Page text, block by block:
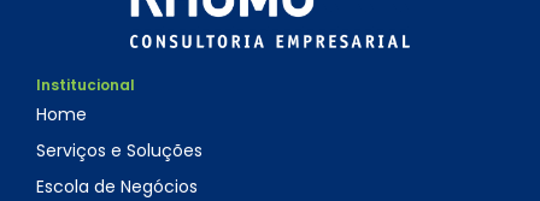
Institucional
Home
Serviços e Soluções
Escola de Negócios